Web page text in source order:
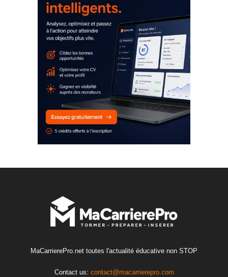
MaCarrierePro.net toutes l'actualité éducative non STOP
Contact us: contact@macarrierepro.com